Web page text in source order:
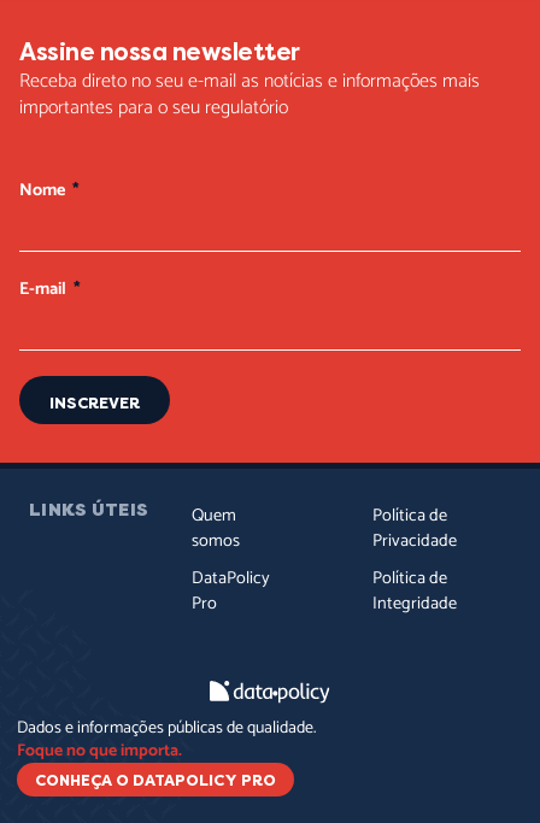
Assine nossa newsletter
Receba direto no seu e-mail as notícias e informações mais
importantes para o seu regulatório
Nome
E-mail
INSCREVER
LINKS ÚTEIS
Quem
somos
DataPolicy
Pro
Política de
Privacidade
Política de
Integridade
Dados e informações públicas de qualidade.
Foque no que importa.
CONHEÇA O DATAPOLICY PRO